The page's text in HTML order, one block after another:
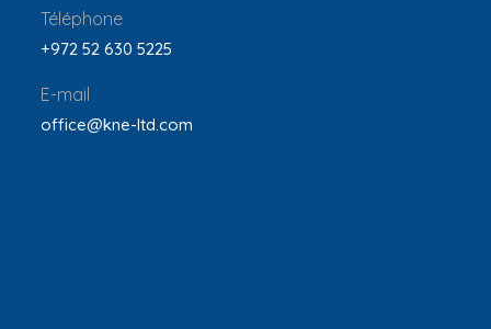
Téléphone
+972 52 630 5225
E-mail
office@kne-ltd.com